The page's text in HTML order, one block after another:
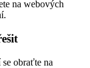
na webových
obraťte na